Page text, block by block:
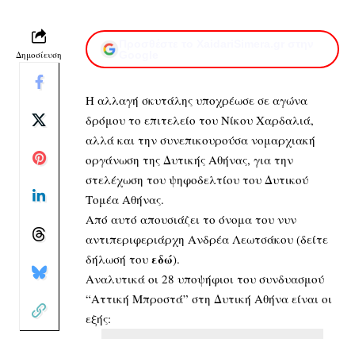
Δημοσίευση
Η αλλαγή σκυτάλης υποχρέωσε σε αγώνα
δρόμου το επιτελείο του Νίκου Χαρδαλιά,
αλλά και την συνεπικουρούσα νομαρχιακή
οργάνωση της Δυτικής Αθήνας, για την
στελέχωση του ψηφοδελτίου του Δυτικού
Τομέα Αθήνας.
Από αυτό απουσιάζει το όνομα του νυν
αντιπεριφεριάρχη Ανδρέα Λεωτσάκου (δείτε
δήλωσή του εδώ).
Αναλυτικά οι 28 υποψήφιοι του συνδυασμού
“Αττική Μπροστά” στη Δυτική Αθήνα είναι οι
εξής: